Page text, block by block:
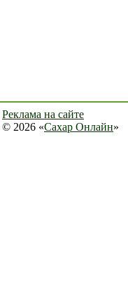
Реклама на сайте
© 2026 «Сахар Онлайн»